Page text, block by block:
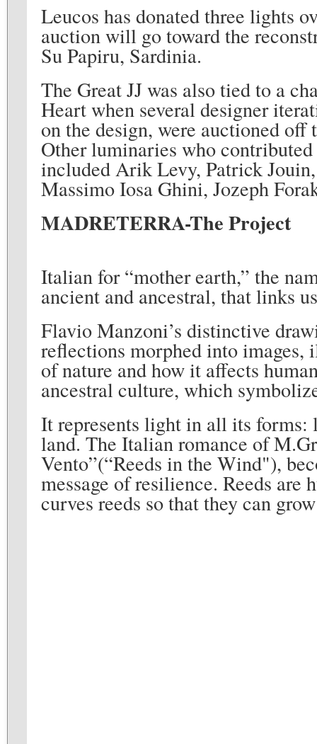
Leucos has donated three lights
auction will go toward the
Su Papiru, Sardinia.
The Great JJ was also tied to a
Heart when several designer
on the design, were auctioned
Other luminaries who
included Arik Levy, Patrick
Massimo Iosa Ghini, Jozeph
MADRETERRA-The Project
Italian for “mother earth,” the
ancient and ancestral, that links
Flavio Manzoni’s distinctive
reflections morphed into
of nature and how it affects
ancestral culture, which
It represents light in all its forms:
land. The Italian romance of
Vento”(“Reeds in the Wind"),
message of resilience. Reeds are
curves reeds so that they can